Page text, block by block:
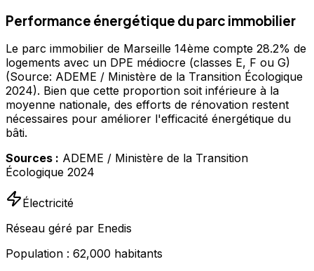
Performance énergétique du parc immobilier
Le parc immobilier de Marseille 14ème compte 28.2% de
logements avec un DPE médiocre (classes E, F ou G)
(Source: ADEME / Ministère de la Transition Écologique
2024). Bien que cette proportion soit inférieure à la
moyenne nationale, des efforts de rénovation restent
nécessaires pour améliorer l'efficacité énergétique du
bâti.
Sources : ADEME / Ministère de la Transition
Écologique 2024
Électricité
Réseau géré par Enedis
Population : 62,000 habitants